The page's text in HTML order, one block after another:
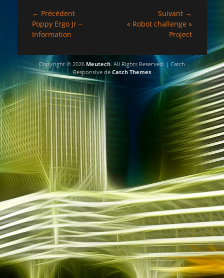
Navigation
de
l’article
← Précédent
Article
précédent :
Poppy Ergo Jr –
Information
Suivant →
Article« Robot challenge »
Project
Copyright © 2026 Meutech. All Rights Reserved. | Catch
Responsive de Catch Themes